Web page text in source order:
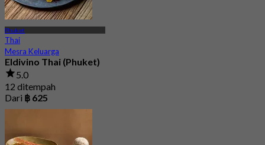
Phuket
Thai
Mesra Keluarga
Eldivino Thai (Phuket)
5.0
12 ditempah
Dari ฿ 625